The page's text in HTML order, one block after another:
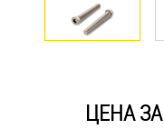
Пробки
Стопорные
ЦЕНА